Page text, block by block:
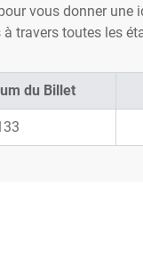
vous donner une
travers toutes les
du Billet